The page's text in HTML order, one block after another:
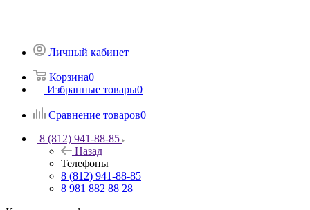
Личный кабинет
Корзина0
Избранные товары0
Сравнение товаров0
8 (812) 941-88-85
Назад
Телефоны
8 (812) 941-88-85
8 981 882 88 28